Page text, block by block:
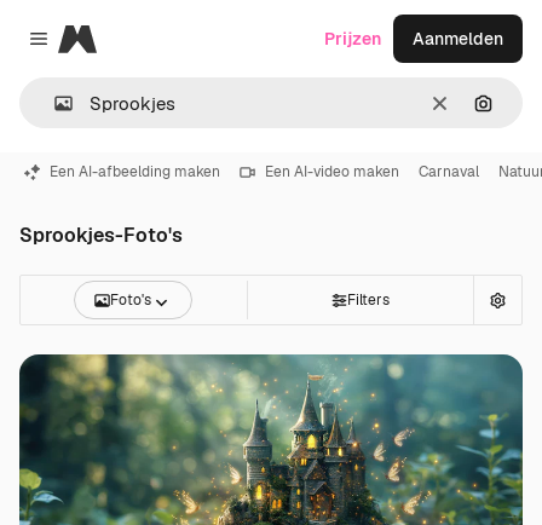
Close menu
Magnific
Wissen
Prijzen Aanmelden
Een AI-afbeelding maken Een AI-video maken Carnaval
Sprookjes-Foto's
Foto's Filters